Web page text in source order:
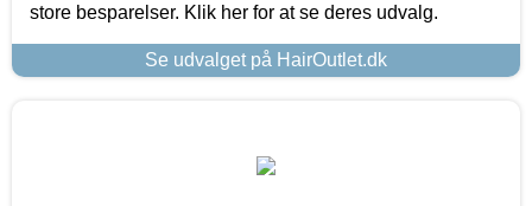
store besparelser. Klik her for at se deres udvalg.
Se udvalget på HairOutlet.dk